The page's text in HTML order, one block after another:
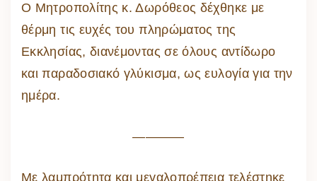
Ο Μητροπολίτης κ. Δωρόθεος δέχθηκε με
θέρμη τις ευχές του πληρώματος της
Εκκλησίας, διανέμοντας σε όλους αντίδωρο
και παραδοσιακό γλύκισμα, ως ευλογία για την
ημέρα.
————
Με λαμπρότητα και μεγαλοπρέπεια τελέστηκε